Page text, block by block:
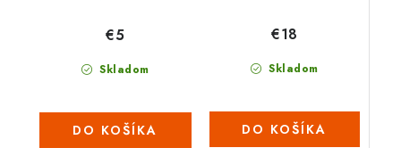
Skladom
€5
DO KOŠÍKA
Skladom
€18
DO KOŠÍKA